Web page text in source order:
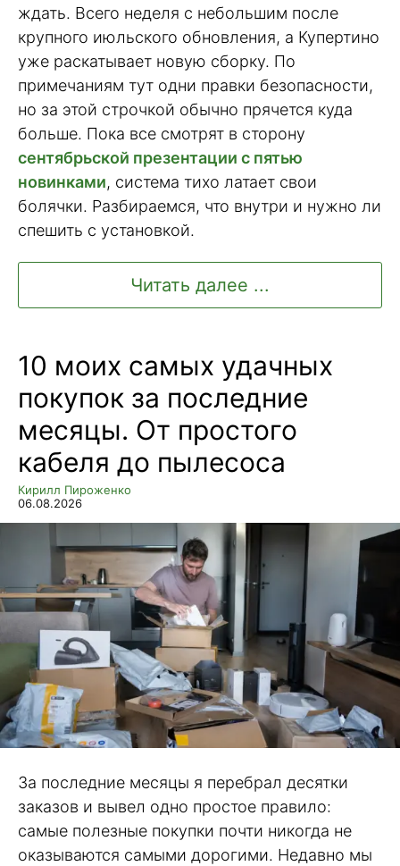
ждать. Всего неделя с небольшим после
крупного июльского обновления, а Купертино
уже раскатывает новую сборку. По
примечаниям тут одни правки безопасности,
но за этой строчкой обычно прячется куда
больше. Пока все смотрят в сторону
сентябрьской презентации с пятью
новинками, система тихо латает свои
болячки. Разбираемся, что внутри и нужно ли
спешить с установкой.
Читать далее ...
10 моих самых удачных
покупок за последние
месяцы. От простого
кабеля до пылесоса
Кирилл Пироженко
06.08.2026
За последние месяцы я перебрал десятки
заказов и вывел одно простое правило:
самые полезные покупки почти никогда не
оказываются самыми дорогими. Недавно мы